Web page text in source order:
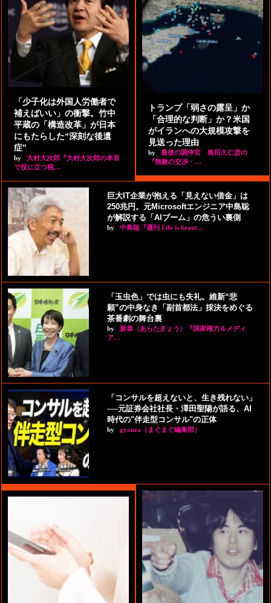
「少子化は外国人労働者で
補えばいい」の衝撃。竹中
平蔵の「構造改革」が日本
にもたらした“深刻な後遺
症”
by
大村大次郎『大村大次郎の本音
で役に立つ税…
トランプ「弱さの露呈」か
「合理的な判断」か？米国
がイランへの大規模攻撃を
見送った理由
by
最後の調停官 島田久仁彦の
『無敵の交渉・…
巨大IT企業が抱える「見えない借金」は
250兆円。元Microsoftエンジニア中島聡
が解説する「AIブーム」の危うい裏側
by 中島聡『週刊 Life is beaut…
「玉虫色」では虫にも失礼。維新“悲
願”の中身なき「副首都法」採決をめぐる
茶番劇の舞台裏
by
新恭（あらたきょう）『国家権力＆メディ
ア…
「コンサルを超えないと、生き残れない」
──元証券会社社長・澤田聖陽が語る、AI
時代の"伴走型コンサル"の正体
by gyouza（まぐまぐ編集部）